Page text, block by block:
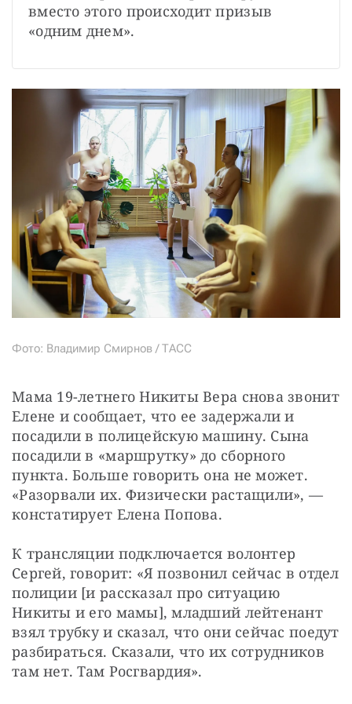
вместо этого происходит призыв
«одним днем».
Фото: Владимир Смирнов / ТАСС
Мама 19-летнего Никиты Вера снова звонит
Елене и сообщает, что ее задержали и
посадили в полицейскую машину. Сына
посадили в «маршрутку» до сборного
пункта. Больше говорить она не может.
«Разорвали их. Физически растащили», —
констатирует Елена Попова.
К трансляции подключается волонтер
Сергей, говорит: «Я позвонил сейчас в отдел
полиции [и рассказал про ситуацию
Никиты и его мамы], младший лейтенант
взял трубку и сказал, что они сейчас поедут
разбираться. Сказали, что их сотрудников
там нет. Там Росгвардия».